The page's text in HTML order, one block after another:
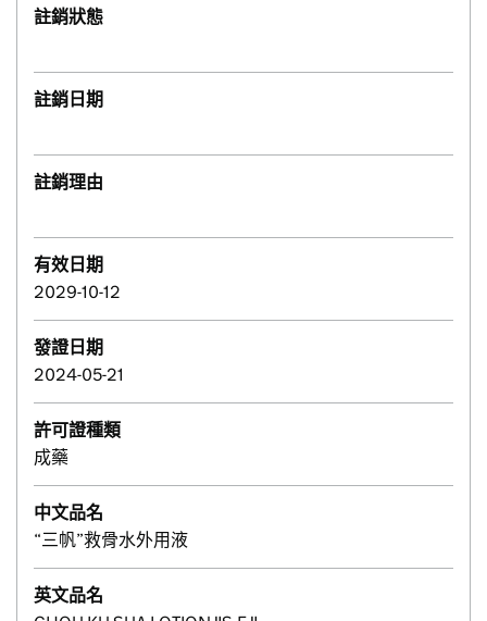
註銷狀態
註銷日期
註銷理由
有效日期
2029-10-12
發證日期
2024-05-21
許可證種類
成藥
中文品名
“三帆”救骨水外用液
英文品名